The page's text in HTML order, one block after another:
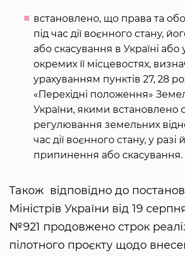
встановлено, що права та
під час дії воєнного стану,
або скасування в Україні або
окремих її місцевостях,
урахуванням пунктів 27, 28
«Перехідні положення»
України, якими встановлено
регулювання земельних
час дії воєнного стану, у разі
припинення або скасування.
Також відповідно до
Міністрів України від 19
№921 продовжено строк
пілотного проєкту щодо